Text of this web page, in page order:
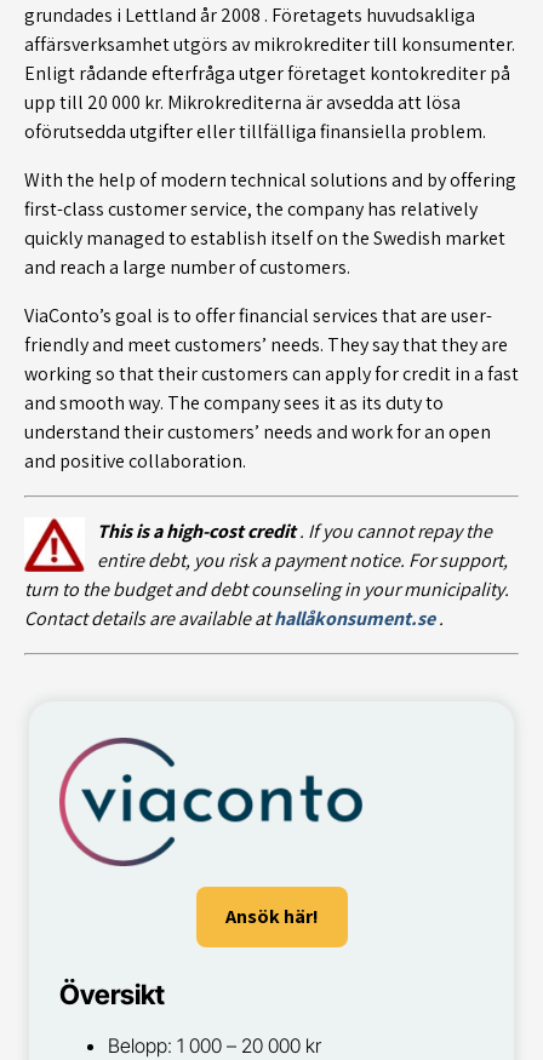
Ansök här!
Översikt
Belopp: 1 000 – 20 000 kr
grundades i Lettland år 2008 . Företagets huvudsakliga
affärsverksamhet utgörs av mikrokrediter till konsumenter.
Enligt rådande efterfråga utger företaget kontokrediter på
upp till 20 000 kr. Mikrokrediterna är avsedda att lösa
oförutsedda utgifter eller tillfälliga finansiella problem.
With the help of modern technical solutions and by offering
first-class customer service, the company has relatively
quickly managed to establish itself on the Swedish market
and reach a large number of customers.
ViaConto’s goal is to offer financial services that are user-
friendly and meet customers’ needs. They say that they are
working so that their customers can apply for credit in a fast
and smooth way. The company sees it as its duty to
understand their customers’ needs and work for an open
and positive collaboration.
This is a high-cost credit. If you cannot repay the
entire debt, you risk a payment notice. For support,
turn to the budget and debt counseling in your municipality.
Contact details are available athallåkonsument.se.